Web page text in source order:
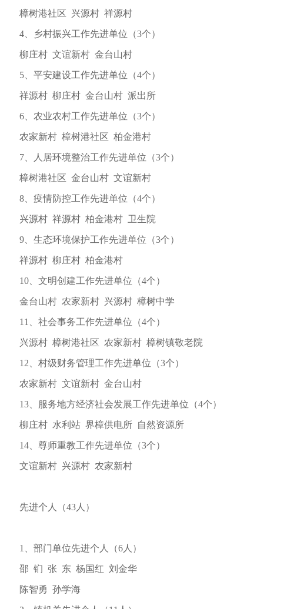
樟树港社区 兴源村 祥源村
4、乡村振兴工作先进单位（3个）
柳庄村 文谊新村 金台山村
5、平安建设工作先进单位（4个）
祥源村 柳庄村 金台山村 派出所
6、农业农村工作先进单位（3个）
农家新村 樟树港社区 柏金港村
7、人居环境整治工作先进单位（3个）
樟树港社区 金台山村 文谊新村
8、疫情防控工作先进单位（4个）
兴源村 祥源村 柏金港村 卫生院
9、生态环境保护工作先进单位（3个）
祥源村 柳庄村 柏金港村
10、文明创建工作先进单位（4个）
金台山村 农家新村 兴源村 樟树中学
11、社会事务工作先进单位（4个）
兴源村 樟树港社区 农家新村 樟树镇敬老院
12、村级财务管理工作先进单位（3个）
农家新村 文谊新村 金台山村
13、服务地方经济社会发展工作先进单位（4个）
柳庄村 水利站 界樟供电所 自然资源所
14、尊师重教工作先进单位（3个）
文谊新村 兴源村 农家新村
先进个人（43人）
1、部门单位先进个人（6人）
邵 钔 张 东 杨国红 刘金华
陈智勇 孙学海